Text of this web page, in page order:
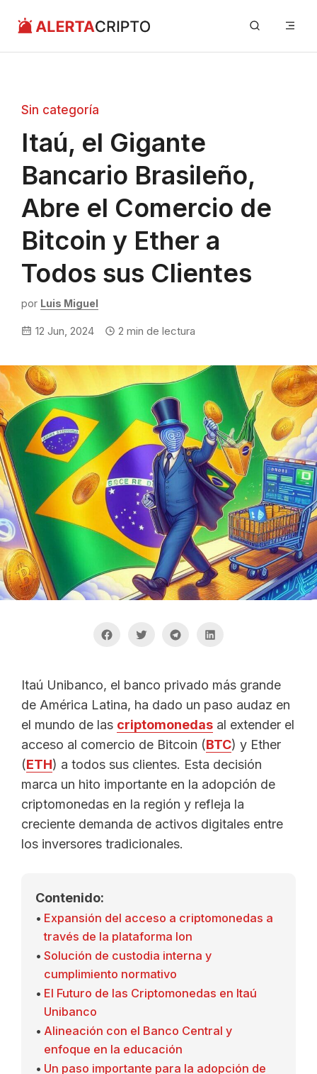
contenido
Sin categoría
Itaú, el Gigante
Bancario Brasileño,
Abre el Comercio de
Bitcoin y Ether a
Todos sus Clientes
por Luis Miguel
12 Jun, 2024 2 min de lectura
Itaú Unibanco, el banco privado más grande
de América Latina, ha dado un paso audaz en
el mundo de las criptomonedas al extender el
acceso al comercio de Bitcoin (BTC) y Ether
(ETH) a todos sus clientes. Esta decisión
marca un hito importante en la adopción de
criptomonedas en la región y refleja la
creciente demanda de activos digitales entre
los inversores tradicionales.
Contenido:
Expansión del acceso a criptomonedas a
través de la plataforma Ion
Solución de custodia interna y
cumplimiento normativo
El Futuro de las Criptomonedas en Itaú
Unibanco
Alineación con el Banco Central y
enfoque en la educación
Un paso importante para la adopción de